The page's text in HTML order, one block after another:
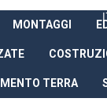
AZIENDA
MONTAGGI
TERRA